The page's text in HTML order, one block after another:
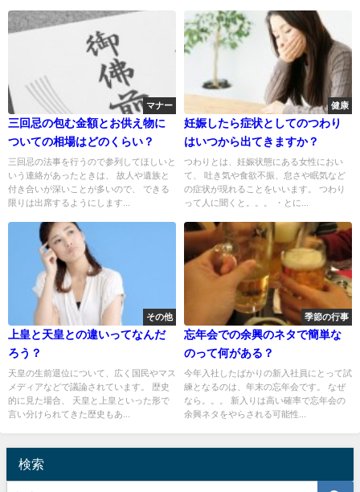
マナー
三回忌の包む金額とお供え物に
ついての相場はどのくらい？
三回忌の法事を行うので参列してほしいと
いう連絡があったときは、 故人や遺族と
付き合いが深いことが多いので、 できる
限りは出席するようにします...
健康
妊娠したら症状としてのつわり
はいつから出てきますか？
つわりとは、妊娠状態にある女性におい
て、 吐き気や食欲不振、怠さや眠気など
の症状が現れることをいいます。 つわり
って人に聞くと。。。 ・とに...
その他
上皇と天皇との違いってなんだ
ろう？
天皇の生前退位について、広く国民やマス
メディアなどで議論されています。 歴史
的に見た場合、 天皇と上皇といった形で
言い分けられてきた歴史もあ...
季節の行事
忘年会での余興のネタで簡単な
のって何がある？
今年入社したばかりの新入社員にとって試
練となるのは、年末の忘年会です。 なぜ
なら。。。 新入りは高い確率で忘年会の
余興ネタをやらされる可能性...
検索